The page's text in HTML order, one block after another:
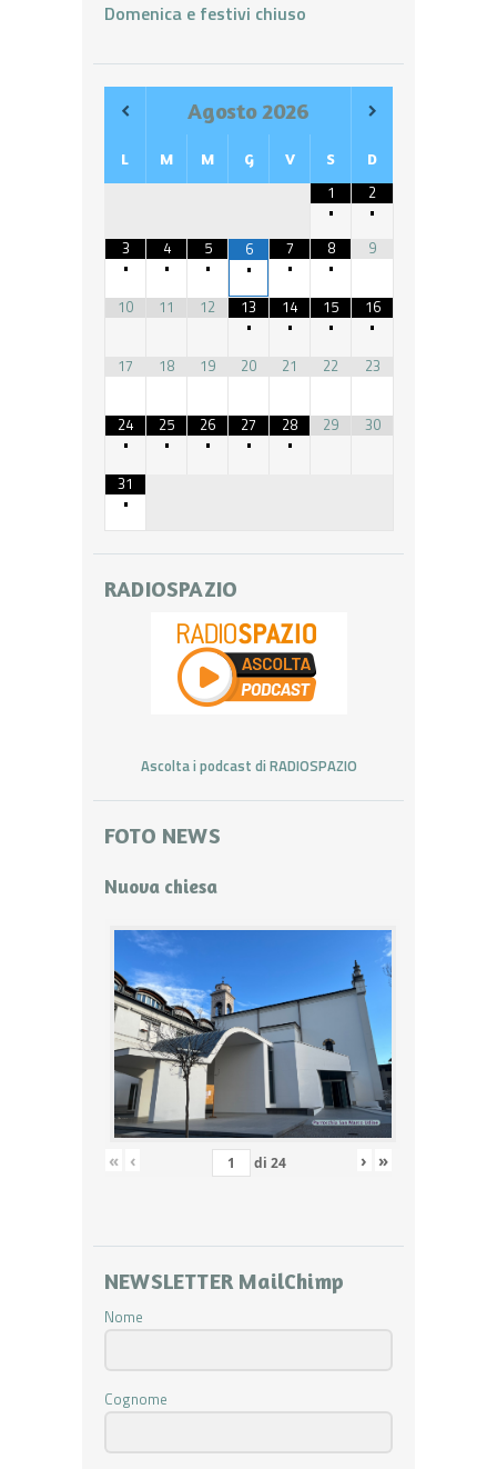
Domenica e festivi chiuso
Agosto2026
L M M G V S D
1
•
2
•
3
•
4
•
5
•
6
•
7
•
8
•
9
10 11 12
13
•
14
•
15
•
16
•
17
18 19 20 21 22 23
24
•
25
•
26
•
27
•
28
•
29 30
31
•
RADIOSPAZIO
Ascolta i podcast di RADIOSPAZIO
FOTO NEWS
Nuova chiesa
« ‹ di 24 › »
NEWSLETTER MailChimp
Nome
Cognome